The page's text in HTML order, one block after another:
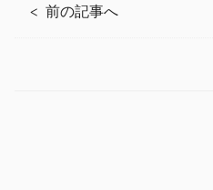
前の記事へ